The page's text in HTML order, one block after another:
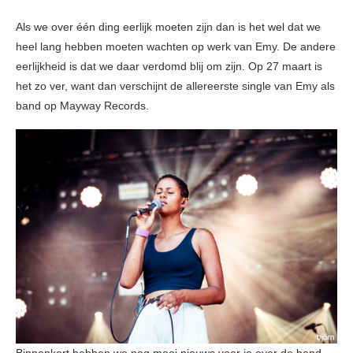
Als we over één ding eerlijk moeten zijn dan is het wel dat we
heel lang hebben moeten wachten op werk van Emy. De andere
eerlijkheid is dat we daar verdomd blij om zijn. Op 27 maart is
het zo ver, want dan verschijnt de allereerste single van Emy als
band op Mayway Records.